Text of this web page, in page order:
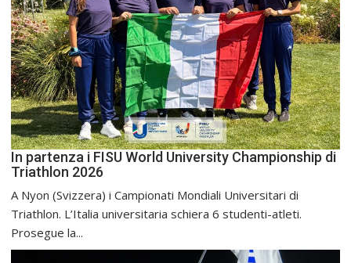
In partenza i FISU World University Championship di
Triathlon 2026
A Nyon (Svizzera) i Campionati Mondiali Universitari di
Triathlon. L’Italia universitaria schiera 6 studenti-atleti.
Prosegue la...